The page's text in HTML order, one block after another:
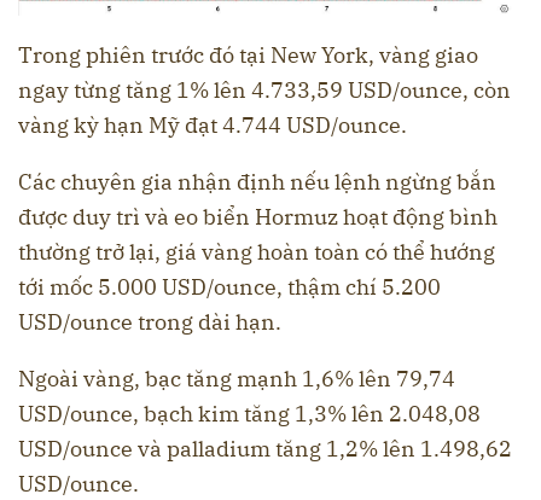
Trong phiên trước đó tại New York, vàng giao
ngay từng tăng 1% lên 4.733,59 USD/ounce, còn
vàng kỳ hạn Mỹ đạt 4.744 USD/ounce.
Các chuyên gia nhận định nếu lệnh ngừng bắn
được duy trì và eo biển Hormuz hoạt động bình
thường trở lại, giá vàng hoàn toàn có thể hướng
tới mốc 5.000 USD/ounce, thậm chí 5.200
USD/ounce trong dài hạn.
Ngoài vàng, bạc tăng mạnh 1,6% lên 79,74
USD/ounce, bạch kim tăng 1,3% lên 2.048,08
USD/ounce và palladium tăng 1,2% lên 1.498,62
USD/ounce.